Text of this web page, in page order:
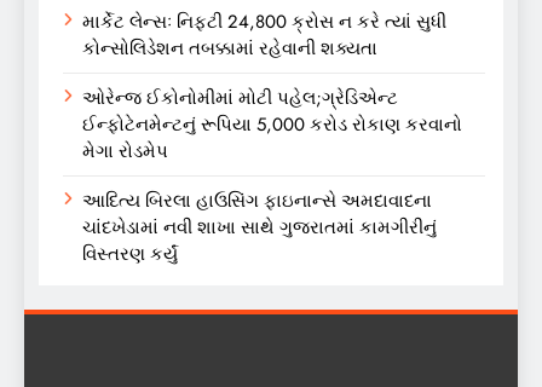
માર્કેટ લેન્સઃ નિફ્ટી 24,800 ક્રોસ ન કરે ત્યાં સુધી
કોન્સોલિડેશન તબક્કામાં રહેવાની શક્યતા
ઓરેન્જ ઈકોનોમીમાં મોટી પહેલ;ગ્રેડિએન્ટ
ઈન્ફોટેનમેન્ટનું રૂપિયા 5,000 કરોડ રોકાણ કરવાનો
મેગા રોડમેપ
આદિત્ય બિરલા હાઉસિંગ ફાઇનાન્સે અમદાવાદના
ચાંદખેડામાં નવી શાખા સાથે ગુજરાતમાં કામગીરીનું
વિસ્તરણ કર્યું